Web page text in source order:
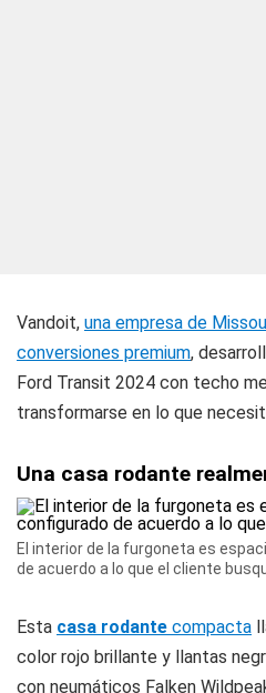
Vandoit, una empresa de
conversiones premium,
Ford Transit 2024 con techo
transformarse en lo que
Una casa rodante
El interior de la furgoneta es
de acuerdo a lo que el cliente
Esta casa rodante compacta
color rojo brillante y llantas
con neumáticos Falken